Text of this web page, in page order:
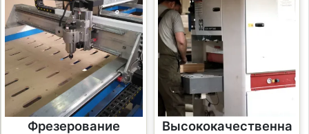
Фрезерование
Высококачественна